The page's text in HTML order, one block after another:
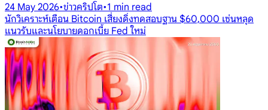
24 May 2026•ข่าวคริปโต•1 min read
นักวิเคราะห์เตือน Bitcoin เสี่ยงดิ่งทดสอบฐาน $60,000 เซ่นหลุด
แนวรับและนโยบายดอกเบี้ย Fed ใหม่